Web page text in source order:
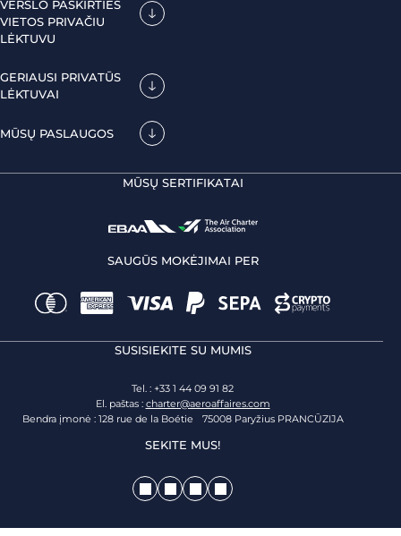
VERSLO PASKIRTIES
VIETOS PRIVAČIU
LĖKTUVU
GERIAUSI PRIVATŪS
LĖKTUVAI
MŪSŲ PASLAUGOS
MŪSŲ SERTIFIKATAI
SAUGŪS MOKĖJIMAI PER
SUSISIEKITE SU MUMIS
Tel. : +33 1 44 09 91 82
El. paštas : charter@aeroaffaires.com
Bendra įmonė : 128 rue de la Boétie 75008 Paryžius PRANCŪZIJA
SEKITE MUS!